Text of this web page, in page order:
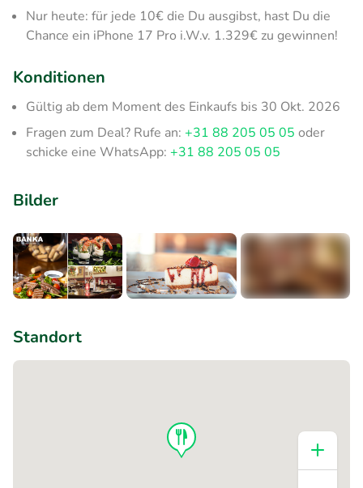
Nur heute: für jede 10€ die Du ausgibst, hast Du die
Chance ein iPhone 17 Pro i.W.v. 1.329€ zu gewinnen!
Konditionen
Gültig ab dem Moment des Einkaufs bis 30 Okt. 2026
Fragen zum Deal? Rufe an: +31 88 205 05 05 oder
schicke eine WhatsApp: +31 88 205 05 05
Bilder
Standort